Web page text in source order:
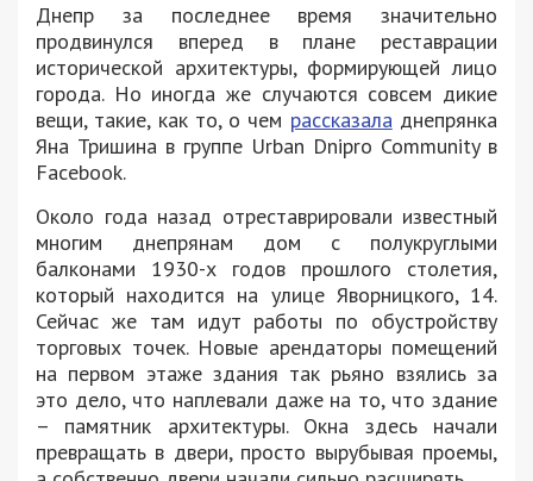
Днепр за последнее время значительно
продвинулся вперед в плане реставрации
исторической архитектуры, формирующей лицо
города. Но иногда же случаются совсем дикие
вещи, такие, как то, о чем рассказаладнепрянка
Яна Тришина в группе Urban Dnipro Community в
Facebook.
Около года назад отреставрировали известный
многим днепрянам дом с полукруглыми
балконами 1930-х годов прошлого столетия,
который находится на улице Яворницкого, 14.
Сейчас же там идут работы по обустройству
торговых точек. Новые арендаторы помещений
на первом этаже здания так рьяно взялись за
это дело, что наплевали даже на то, что здание
– памятник архитектуры. Окна здесь начали
превращать в двери, просто вырубывая проемы,